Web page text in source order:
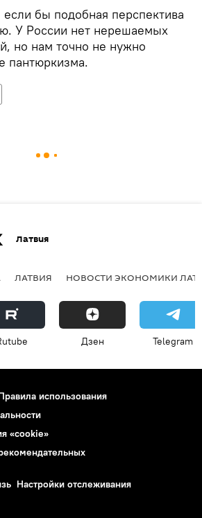
бы подобная перспектива
У России нет нерешаемых
но нам точно не нужно
пантюркизма.
Латвия
ЛАТВИЯ НОВОСТИ ЭКОНОМИКИ
Дзен Telegram
использования
«cookie»
Настройки отслеживания